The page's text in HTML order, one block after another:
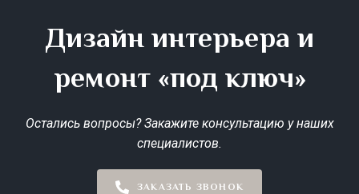
Дизайн интерьера и
ремонт «под ключ»
Остались вопросы? Закажите консультацию у наших
специалистов.
ЗАКАЗАТЬ ЗВОНОК